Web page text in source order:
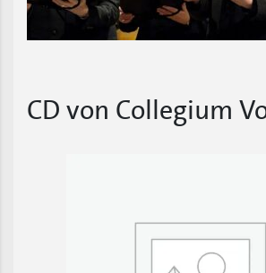
CD von Collegium